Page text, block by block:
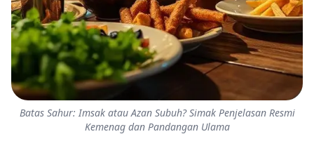
Batas Sahur: Imsak atau Azan Subuh? Simak Penjelasan Resmi
Kemenag dan Pandangan Ulama